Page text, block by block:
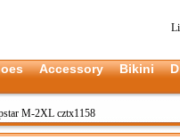
Accessory Bikini
M-2XL cztx1158